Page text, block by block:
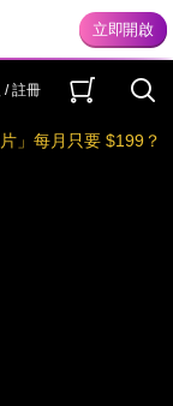
/ 註冊
片」每月只要 $199？